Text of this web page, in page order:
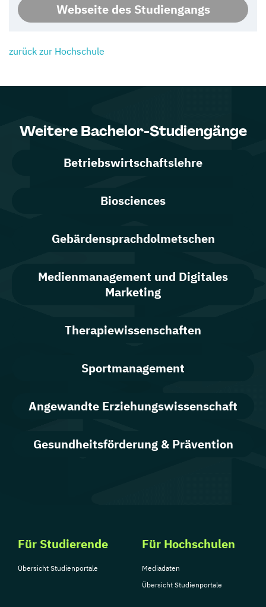
Webseite des Studiengangs
zurück zur Hochschule
Weitere Bachelor-Studiengänge
Betriebswirtschaftslehre
Biosciences
Gebärdensprachdolmetschen
Medienmanagement und Digitales
Marketing
Therapiewissenschaften
Sportmanagement
Angewandte Erziehungswissenschaft
Gesundheitsförderung & Prävention
Für Studierende
Übersicht Studienportale
Für Hochschulen
Mediadaten
Übersicht Studienportale